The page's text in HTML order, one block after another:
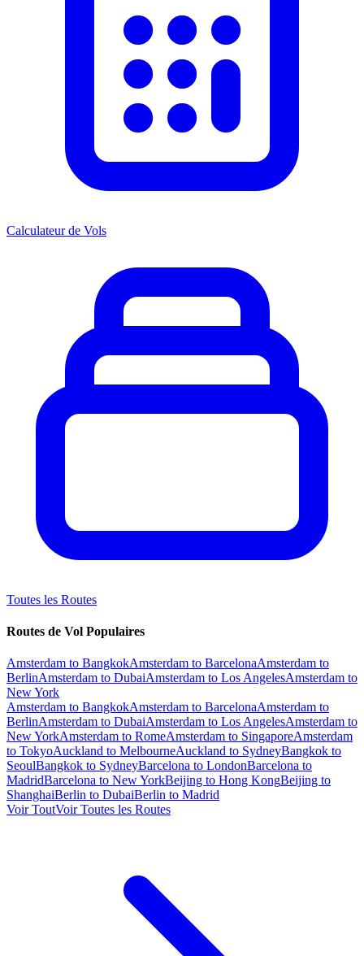
Calculateur de Vols
Toutes les Routes
Routes de Vol Populaires
Amsterdam to BangkokAmsterdam to BarcelonaAmsterdam to
BerlinAmsterdam to DubaiAmsterdam to Los AngelesAmsterdam to
New York
Amsterdam to BangkokAmsterdam to BarcelonaAmsterdam to
BerlinAmsterdam to DubaiAmsterdam to Los AngelesAmsterdam to
New YorkAmsterdam to RomeAmsterdam to SingaporeAmsterdam
to TokyoAuckland to MelbourneAuckland to SydneyBangkok to
SeoulBangkok to SydneyBarcelona to LondonBarcelona to
MadridBarcelona to New YorkBeijing to Hong KongBeijing to
ShanghaiBerlin to DubaiBerlin to Madrid
Voir ToutVoir Toutes les Routes